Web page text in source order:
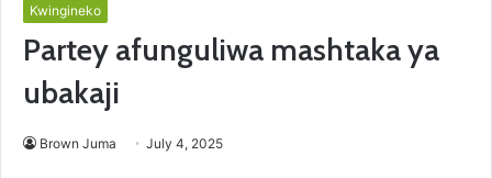
Kwingineko
Partey afunguliwa mashtaka ya
ubakaji
Brown Juma July 4, 2025